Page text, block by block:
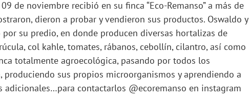
de noviembre recibió en su finca “Eco-Remanso” a más de
dieron a probar y vendieron sus productos. Oswaldo y
su predio, en donde producen diversas hortalizas de
col kahle, tomates, rábanos, cebollín, cilantro, así como
totalmente agroecológica, pasando por todos los
sus propios microorganismos y aprendiendo a
adicionales…para contactarlos @ecoremanso en instagram